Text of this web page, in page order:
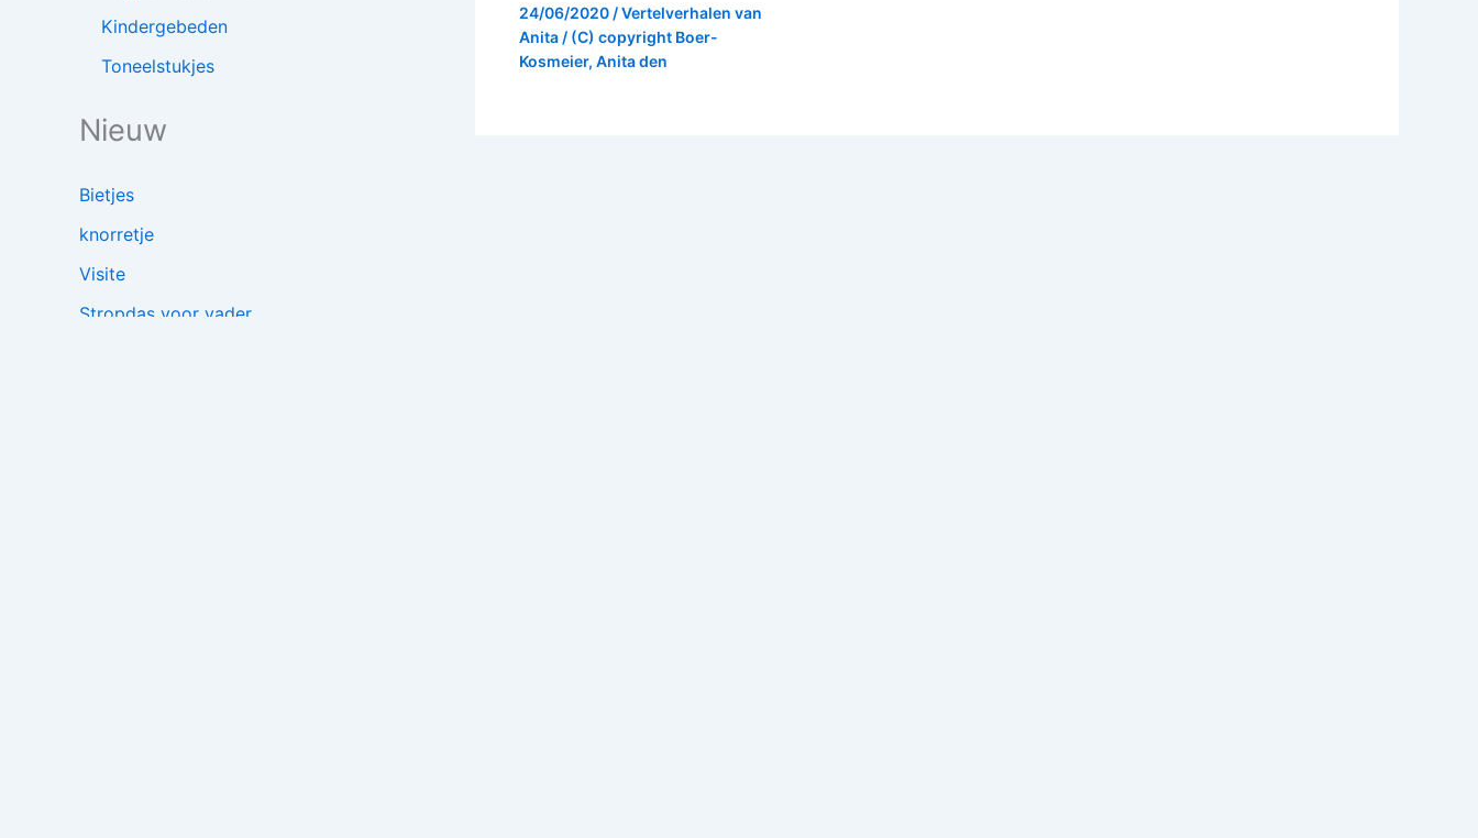
Kindergebeden
Toneelstukjes
Nieuw
Bietjes
knorretje
Visite
Stropdas voor vader
24/06/2020 /Vertelverhalen van
Anita / (C) copyright Boer-
Kosmeier, Anita den